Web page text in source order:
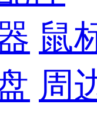
鼠
周